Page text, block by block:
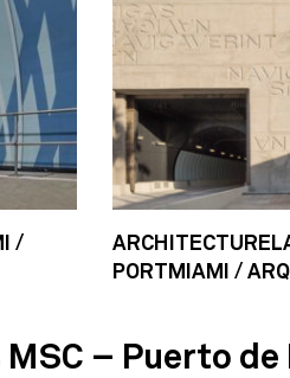
/
PORTMIAMI /
– Puerto de